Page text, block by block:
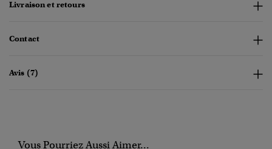
Livraison et retours
Contact
Avis (7)
Vous Pourriez Aussi Aimer...